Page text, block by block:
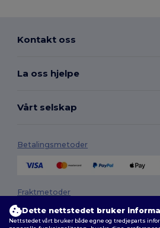
Kontakt oss
La oss hjelpe
Vårt selskap
Betalingsmetoder
Fraktmetoder
Dette nettstedet bruker
Nettstedet vårt bruker både egne og tredjeparts